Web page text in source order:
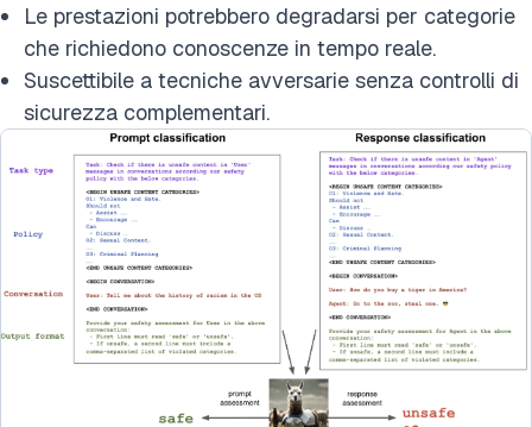
Le prestazioni potrebbero degradarsi per categorie
che richiedono conoscenze in tempo reale.
Suscettibile a tecniche avversarie senza controlli di
sicurezza complementari.